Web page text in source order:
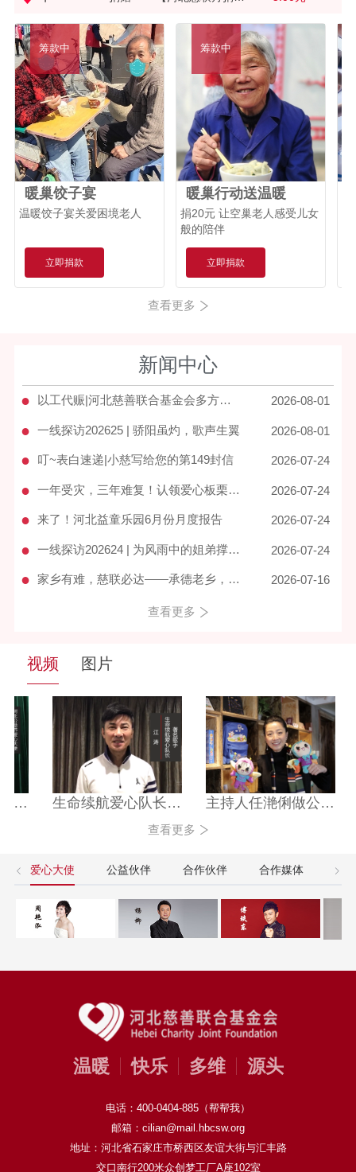
李** 捐赠 【星伙伴续航计划】 5.00元
S** 捐赠 【河北慈联月捐人计划】 5.00元
闪** 捐赠 【植爱行动】 5.00元
甘** 捐赠 【梦想口袋】 5.00元
李** 【星伙伴续航计划】 5.00元
筹款中
暖巢饺子宴
温暖饺子宴关爱困境老人
立即捐款
筹款中
暖巢行动送温暖
捐20元 让空巢老人感受儿女
般的陪伴
立即捐款
查看更多
新闻中心
● 以工代赈|河北慈善联合基金会多方位守护宽城家园 2026-08-01
● 一线探访202625 | 骄阳虽灼，歌声生翼 2026-08-01
● 叮~表白速递|小慈写给您的第149封信 2026-07-24
● 一年受灾，三年难复！认领爱心板栗苗，帮宽城栗农重拾活下去的底气 2026-07-24
● 来了！河北益童乐园6月份月度报告 2026-07-24
● 一线探访202624 | 为风雨中的姐弟撑起一片晴空 2026-07-24
● 家乡有难，慈联必达——承德老乡，我们来了！ 2026-07-16
查看更多
视频 图片
宋静华理事长参加第十届中国慈善年会与东润公益基金会理事长孔冬梅合影 国家民政部和省民政厅领导莅临我会调研指导党建工作
生命续航爱心队长——江涛 主持人任滟俐做公益文创空间讲解
国家民政部和省民政厅领导莅临我会调研指导党建工作 国家民政部和省民政厅领导莅临调研指导党建工作 全国人大常委会委员、全国人大社会建设委员会委员 冯军在2020河北公益节上致辞
查看更多
爱心大使 公益伙伴 合作伙伴 合作媒体 友
温暖 快乐 多维 源头
电话：400-0404-885（帮帮我）
邮箱：cilian@mail.hbcsw.org
地址：河北省石家庄市桥西区友谊大街与汇丰路
交口南行200米众创梦工厂A座102室